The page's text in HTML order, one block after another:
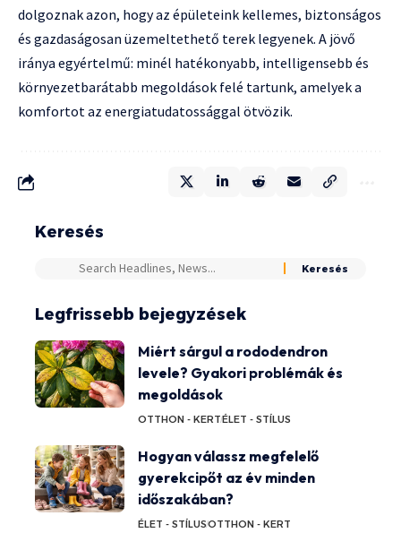
dolgoznak azon, hogy az épületeink kellemes, biztonságos
és gazdaságosan üzemeltethető terek legyenek. A jövő
iránya egyértelmű: minél hatékonyabb, intelligensebb és
környezetbarátabb megoldások felé tartunk, amelyek a
komfortot az energiatudatossággal ötvözik.
Keresés
Legfrissebb bejegyzések
Miért sárgul a rododendron
levele? Gyakori problémák és
megoldások
OTTHON - KERTÉLET - STÍLUS
Hogyan válassz megfelelő
gyerekcipőt az év minden
időszakában?
ÉLET - STÍLUSOTTHON - KERT